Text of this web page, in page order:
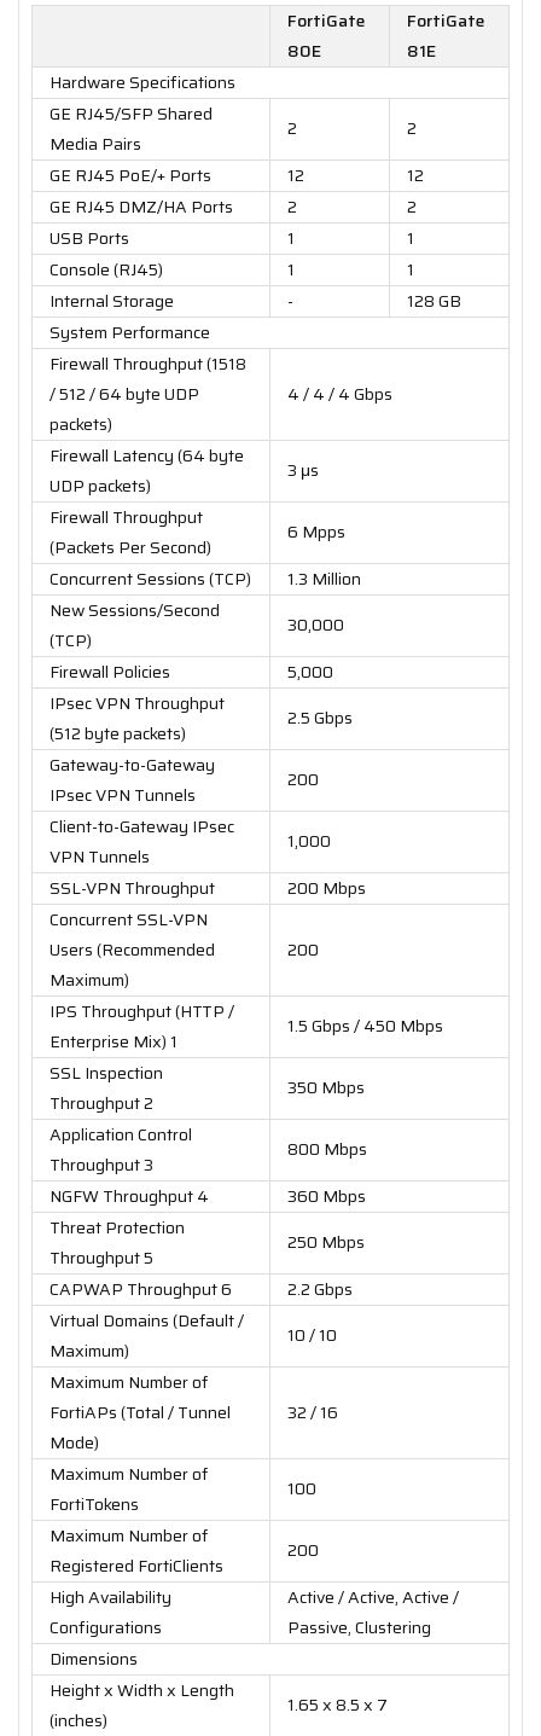
FortiGate
80E
FortiGate
81E
Hardware Specifications
GE RJ45/SFP Shared
Media Pairs
2
2
GE RJ45 PoE/+ Ports
12
12
GE RJ45 DMZ/HA Ports
2
2
USB Ports
1
1
Console (RJ45)
1
1
Internal Storage
-
128 GB
System Performance
Firewall Throughput (1518
/ 512 / 64 byte UDP
packets)
4 / 4 / 4 Gbps
Firewall Latency (64 byte
UDP packets)
3 μs
Firewall Throughput
(Packets Per Second)
6 Mpps
Concurrent Sessions (TCP)
1.3 Million
New Sessions/Second
(TCP)
30,000
Firewall Policies
5,000
IPsec VPN Throughput
(512 byte packets)
2.5 Gbps
Gateway-to-Gateway
IPsec VPN Tunnels
200
Client-to-Gateway IPsec
VPN Tunnels
1,000
SSL-VPN Throughput
200 Mbps
Concurrent SSL-VPN
Users (Recommended
Maximum)
200
IPS Throughput (HTTP /
Enterprise Mix) 1
1.5 Gbps / 450 Mbps
SSL Inspection
Throughput 2
350 Mbps
Application Control
Throughput 3
800 Mbps
NGFW Throughput 4
360 Mbps
Threat Protection
Throughput 5
250 Mbps
CAPWAP Throughput 6
2.2 Gbps
Virtual Domains (Default /
Maximum)
10 / 10
Maximum Number of
FortiAPs (Total / Tunnel
Mode)
32 / 16
Maximum Number of
FortiTokens
100
Maximum Number of
Registered FortiClients
200
High Availability
Configurations
Active / Active, Active /
Passive, Clustering
Dimensions
Height x Width x Length
(inches)
1.65 x 8.5 x 7